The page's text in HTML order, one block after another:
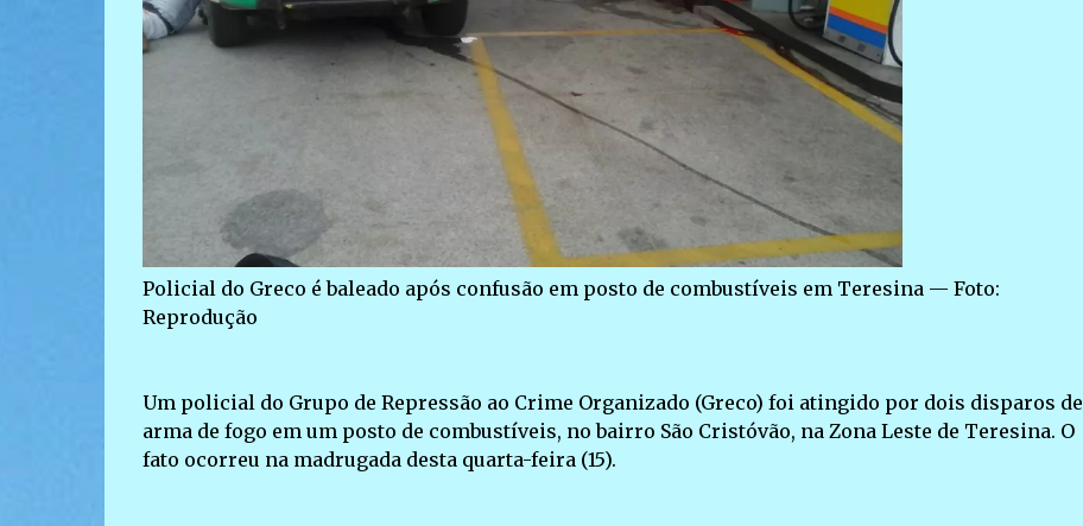
Policial do Greco é baleado após confusão em posto de combustíveis em Teresina — Foto:
Reprodução
Um policial do Grupo de Repressão ao Crime Organizado (Greco) foi atingido por dois disparos de
arma de fogo em um posto de combustíveis, no bairro São Cristóvão, na Zona Leste de Teresina. O
fato ocorreu na madrugada desta quarta-feira (15).